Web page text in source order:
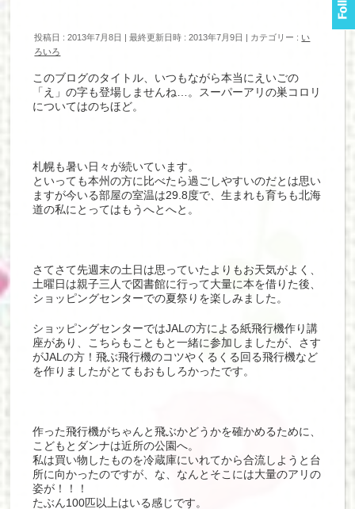
投稿日 : 2013年7月8日 最終更新日時 : 2013年7月9日 カテゴリー : い
ろいろ
このブログのタイトル、いつもながら本当にえいごの
「え」の字も登場しませんね…。スーパーアリの巣コロリ
についてはのちほど。
札幌も暑い日々が続いています。
といっても本州の方に比べたら過ごしやすいのだとは思い
ますが今いる部屋の室温は29.8度で、生まれも育ちも北海
道の私にとってはもうへとへと。
さてさて先週末の土日は思っていたよりもお天気がよく、
土曜日は親子三人で図書館に行って大量に本を借りた後、
ショッピングセンターでの夏祭りを楽しみました。
ショッピングセンターではJALの方による紙飛行機作り講
座があり、こちらもこともと一緒に参加しましたが、さす
がJALの方！飛ぶ飛行機のコツやくるくる回る飛行機など
を作りましたがとてもおもしろかったです。
作った飛行機がちゃんと飛ぶかどうかを確かめるために、
こどもとダンナは近所の公園へ。
私は買い物したものを冷蔵庫にいれてから合流しようと台
所に向かったのですが、な、なんとそこには大量のアリの
姿が！！！
たぶん100匹以上はいる感じです。